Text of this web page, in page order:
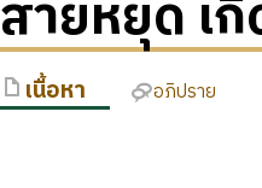
สายหยุด เ
เนื้อหา อภิปราย